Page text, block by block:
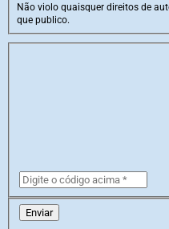
Não violo quaisquer direitos de
que publico.
Enviar